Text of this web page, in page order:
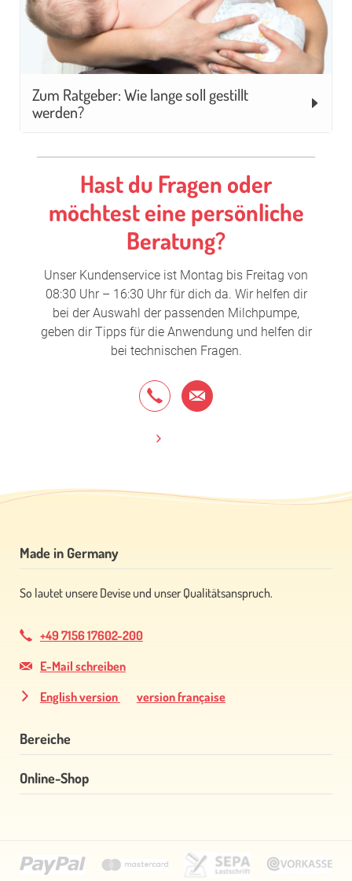
Zum Ratgeber: Wie lange soll gestillt
werden?
Hast du Fragen oder
möchtest eine persönliche
Beratung?
Unser Kundenservice ist Montag bis Freitag von
08:30 Uhr – 16:30 Uhr für dich da. Wir helfen dir
bei der Auswahl der passenden Milchpumpe,
geben dir Tipps für die Anwendung und helfen dir
bei technischen Fragen.
Made in Germany
So lautet unsere Devise und unser Qualitätsanspruch.
+49 7156 17602-200
E-Mail schreiben
English version
version française
Bereiche
Navigation
überspringen
Online-Shop